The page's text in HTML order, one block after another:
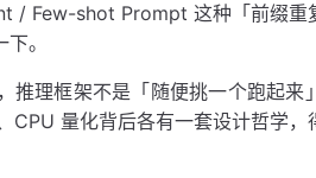
/ Few-shot Prompt 这种「前缀重
。
推理框架不是「随便挑一个跑起来
量化背后各有一套设计哲学，